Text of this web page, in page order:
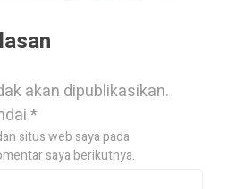
akan dipublikasikan.
*
situs web saya pada
saya berikutnya.